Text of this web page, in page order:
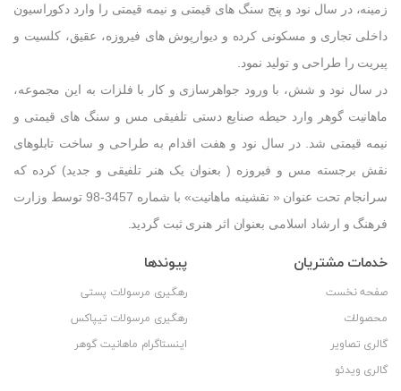
زمینه، در سال نود و پنج سنگ های قیمتی و نیمه قیمتی را وارد دکوراسیون
داخلی تجاری و مسکونی کرده و دیوارپوش های فیروزه، عقیق، کلسیت و
پیریت را طراحی و تولید نمود.
در سال نود و شش، با ورود جواهرسازی و کار با فلزات به این مجموعه،
ماهانیت گوهر وارد حیطه صنایع دستی تلفیقی مس و سنگ های قیمتی و
نیمه قیمتی شد. در سال نود و هفت اقدام به طراحی و ساخت تابلوهای
نقش برجسته مس و فیروزه ( بعنوان یک هنر تلفیقی و جدید) کرده که
سرانجام تحت عنوان « نقشینه ماهانیت» با شماره 3457-98 توسط وزارت
فرهنگ و ارشاد اسلامی بعنوان اثر هنری ثبت گردید.
خدمات مشتریان
صفحه نخست
محصولات
گالری تصاویر
گالری ویدئو
پیوندها
رهگیری مرسولات پستی
رهگیری مرسولات تیپاکس
اینستاگرام ماهانیت گوهر